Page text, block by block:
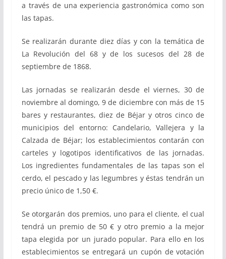
a través de una experiencia gastronómica como son
las tapas.
Se realizarán durante diez días y con la temática de
La Revolución del 68 y de los sucesos del 28 de
septiembre de 1868.
Las jornadas se realizarán desde el viernes, 30 de
noviembre al domingo, 9 de diciembre con más de 15
bares y restaurantes, diez de Béjar y otros cinco de
municipios del entorno: Candelario, Vallejera y la
Calzada de Béjar; los establecimientos contarán con
carteles y logotipos identificativos de las jornadas.
Los ingredientes fundamentales de las tapas son el
cerdo, el pescado y las legumbres y éstas tendrán un
precio único de 1,50 €.
Se otorgarán dos premios, uno para el cliente, el cual
tendrá un premio de 50 € y otro premio a la mejor
tapa elegida por un jurado popular. Para ello en los
establecimientos se entregará un cupón de votación